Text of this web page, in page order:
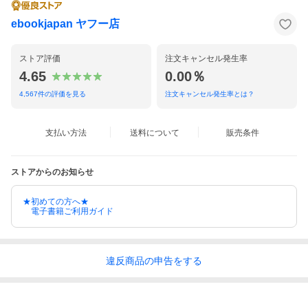
ebookjapan ヤフー店
ストア評価
4.65
4,567件の評価を見る
注文キャンセル発生率
0.00％
注文キャンセル発生率とは？
支払い方法 送料について 販売条件
ストアからのお知らせ
★初めての方へ★
電子書籍ご利用ガイド
違反商品の申告をする